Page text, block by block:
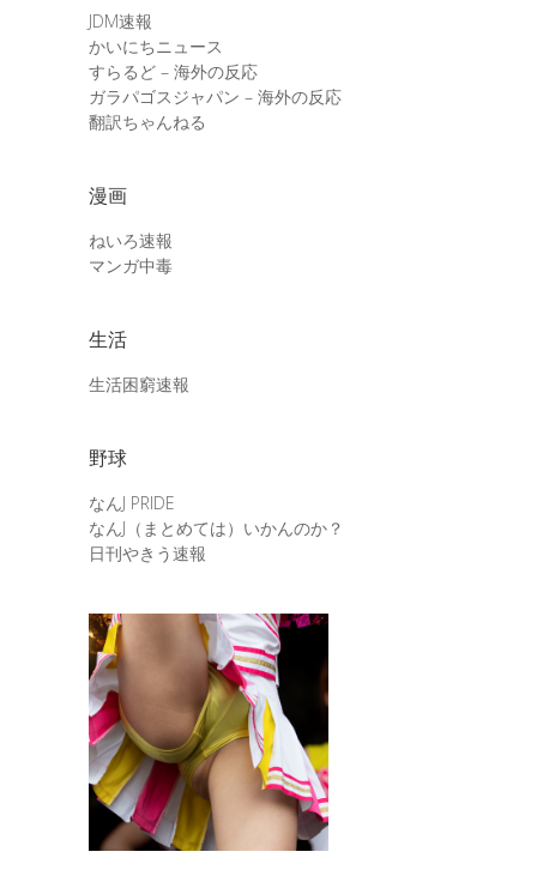
JDM速報
かいにちニュース
すらるど – 海外の反応
ガラパゴスジャパン – 海外の反応
翻訳ちゃんねる
漫画
ねいろ速報
マンガ中毒
生活
生活困窮速報
野球
なんJ PRIDE
なんJ（まとめては）いかんのか？
日刊やきう速報